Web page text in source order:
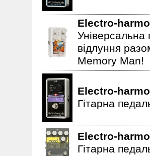
Electro-
Універсальна
відлуння
Memory Man!
Electro-
Гітарна
Electro-
Гітарна